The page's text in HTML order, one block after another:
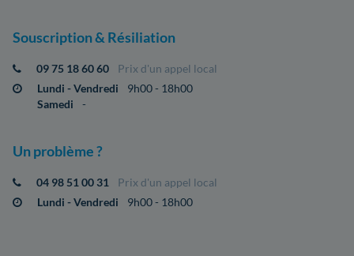
Souscription & Résiliation
09 75 18 60 60
Prix d'un appel local
Lundi - Vendredi
9h00 - 18h00
Samedi
-
Un problème ?
04 98 51 00 31
Prix d'un appel local
Lundi - Vendredi
9h00 - 18h00